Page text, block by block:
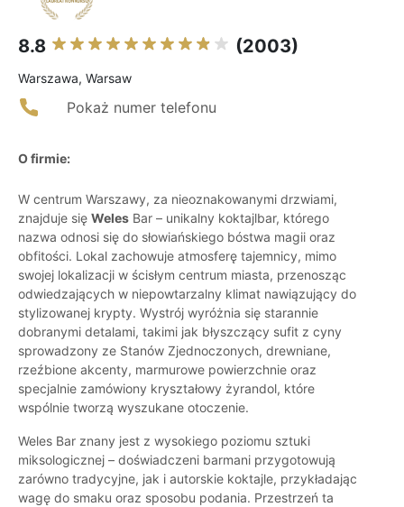
8.8 (2003)
Warszawa, Warsaw
Pokaż numer telefonu
O firmie:
W centrum Warszawy, za nieoznakowanymi drzwiami,
znajduje się Weles Bar – unikalny koktajlbar, którego
nazwa odnosi się do słowiańskiego bóstwa magii oraz
obfitości. Lokal zachowuje atmosferę tajemnicy, mimo
swojej lokalizacji w ścisłym centrum miasta, przenosząc
odwiedzających w niepowtarzalny klimat nawiązujący do
stylizowanej krypty. Wystrój wyróżnia się starannie
dobranymi detalami, takimi jak błyszczący sufit z cyny
sprowadzony ze Stanów Zjednoczonych, drewniane,
rzeźbione akcenty, marmurowe powierzchnie oraz
specjalnie zamówiony kryształowy żyrandol, które
wspólnie tworzą wyszukane otoczenie.
Weles Bar znany jest z wysokiego poziomu sztuki
miksologicznej – doświadczeni barmani przygotowują
zarówno tradycyjne, jak i autorskie koktajle, przykładając
wagę do smaku oraz sposobu podania. Przestrzeń ta